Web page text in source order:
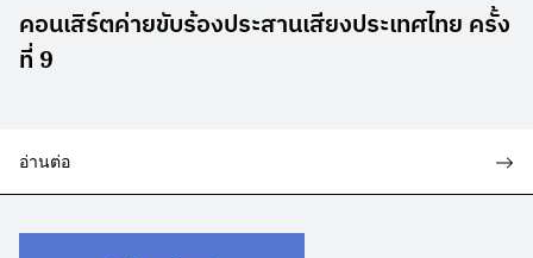
คอนเสิร์ตค่ายขับร้องประสานเสียงประเทศไทย ครั้ง
ที่ 9
อ่านต่อ